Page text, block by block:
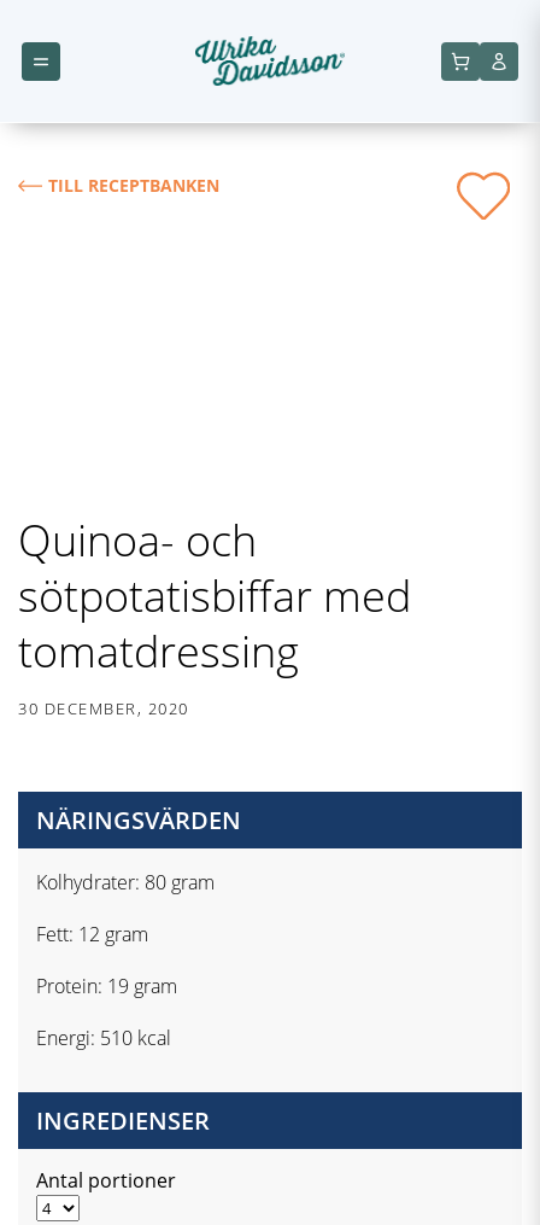
TILL RECEPTBANKEN
Quinoa- och
sötpotatisbiffar med
tomatdressing
30 DECEMBER, 2020
NÄRINGSVÄRDEN
Kolhydrater: 80 gram
Fett: 12 gram
Protein: 19 gram
Energi: 510 kcal
INGREDIENSER
Antal portioner